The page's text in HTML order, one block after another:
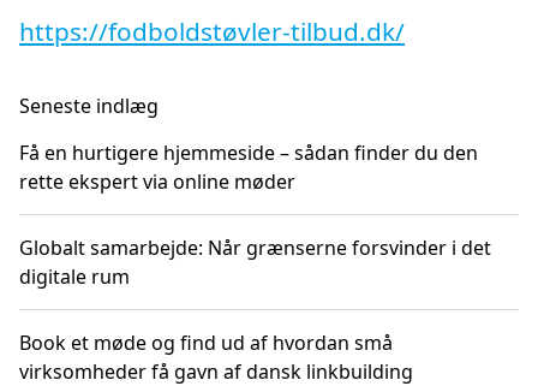
https://fodboldstøvler-tilbud.dk/
Seneste indlæg
Få en hurtigere hjemmeside – sådan finder du den
rette ekspert via online møder
Globalt samarbejde: Når grænserne forsvinder i det
digitale rum
Book et møde og find ud af hvordan små
virksomheder få gavn af dansk linkbuilding